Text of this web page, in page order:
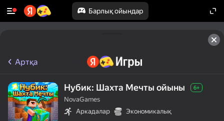
Барлық ойындар
Артқа
Нубик: Шахта Мечты ойыны 6+
NovaGames
Аркадалар
Экономикалық